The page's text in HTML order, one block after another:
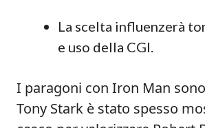
La scelta influenzerà
e uso della CGI.
I paragoni con Iron Man
Tony Stark è stato spesso